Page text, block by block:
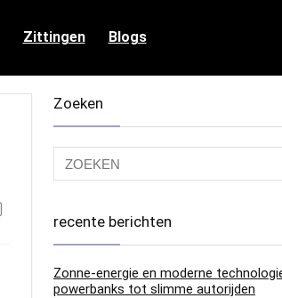
Zittingen Blogs
Zoeken
recente berichten
Zonne-energie en moderne
powerbanks tot slimme autorijden